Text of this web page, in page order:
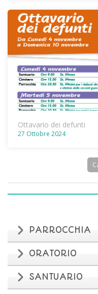
Ottavario dei defunti
27 Ottobre 2024
PARROCCHIA
ORATORIO
SANTUARIO